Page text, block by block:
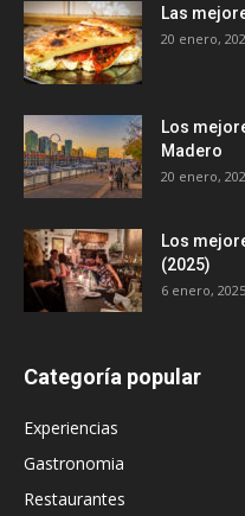
Las
20 enero,
Los
Madero
20 enero,
Los
(2025)
6 enero, 2025
Categoría popular
Experiencias
Gastronomia
Restaurantes